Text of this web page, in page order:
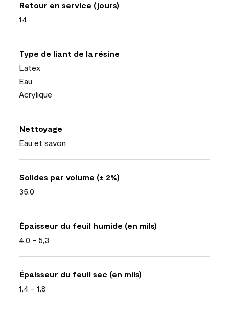
Retour en service (jours)
14
Type de liant de la résine
Latex
Eau
Acrylique
Nettoyage
Eau et savon
Solides par volume (± 2%)
35.0
Épaisseur du feuil humide (en mils)
4,0 - 5,3
Épaisseur du feuil sec (en mils)
1,4 - 1,8